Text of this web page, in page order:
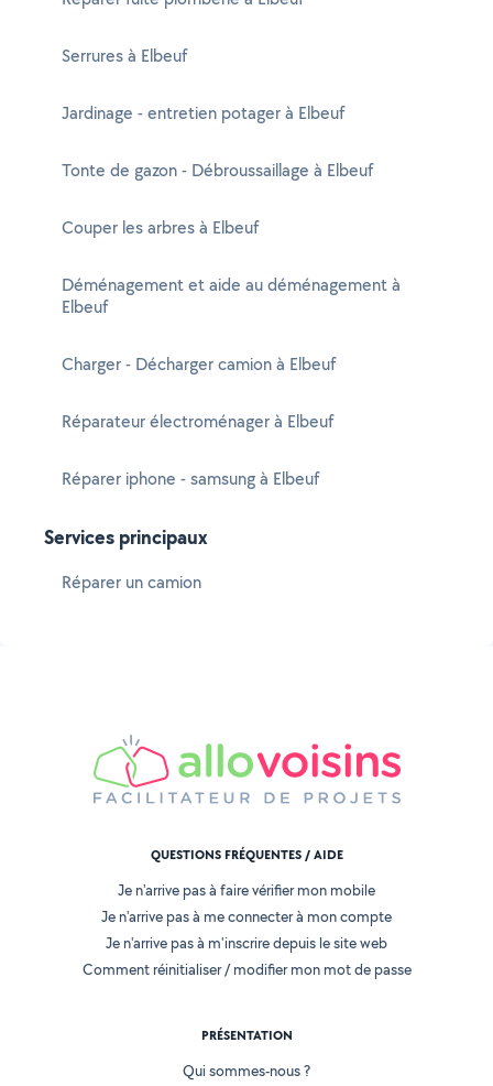
Serrures à Elbeuf
Jardinage - entretien potager à Elbeuf
Tonte de gazon - Débroussaillage à Elbeuf
Couper les arbres à Elbeuf
Déménagement et aide au déménagement à
Elbeuf
Charger - Décharger camion à Elbeuf
Réparateur électroménager à Elbeuf
Réparer iphone - samsung à Elbeuf
Services principaux
Réparer un camion
QUESTIONS FRÉQUENTES / AIDE
Je n'arrive pas à faire vérifier mon mobile
Je n'arrive pas à me connecter à mon compte
Je n'arrive pas à m'inscrire depuis le site web
Comment réinitialiser / modifier mon mot de passe
PRÉSENTATION
Qui sommes-nous ?